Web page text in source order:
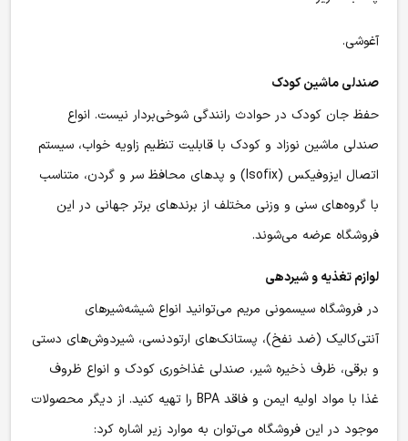
آغوشی.
صندلی ماشین کودک
حفظ جان کودک در حوادث رانندگی شوخی‌بردار نیست. انواع
صندلی ماشین نوزاد و کودک با قابلیت تنظیم زاویه خواب، سیستم
اتصال ایزوفیکس (Isofix) و پدهای محافظ سر و گردن، متناسب
با گروه‌های سنی و وزنی مختلف از برندهای برتر جهانی در این
فروشگاه عرضه می‌شوند.
لوازم تغذیه و شیردهی
در فروشگاه سیسمونی مریم می‌توانید انواع شیشه‌شیرهای
آنتی‌کالیک (ضد نفخ)، پستانک‌های ارتودنسی، شیردوش‌های دستی
و برقی، ظرف ذخیره شیر، صندلی غذاخوری کودک و انواع ظروف
غذا با مواد اولیه ایمن و فاقد BPA را تهیه کنید. از دیگر محصولات
موجود در این فروشگاه می‌توان به موارد زیر اشاره کرد: